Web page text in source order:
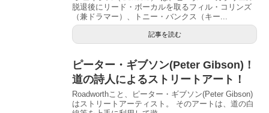
脱退後にリード・ボーカルを取るフィル・コリンズ
（兼ドラマー）、トニー・バンクス（キー...
記事を読む
ピーター・ギブソン(Peter Gibson)！
道の詩人によるストリートアート！
Roadworthこと、ピーター・ギブソン(Peter Gibson)
はストリートアーティスト。 そのアートは、道の白